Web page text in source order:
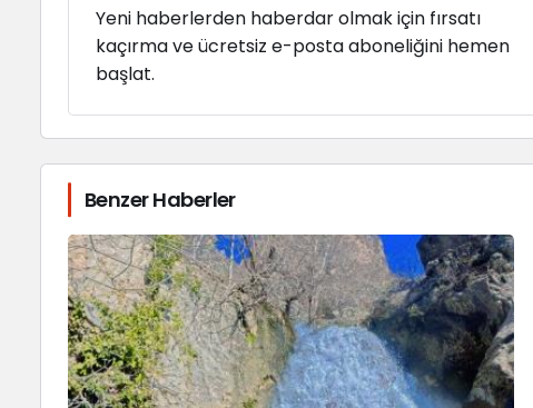
Yeni haberlerden haberdar olmak için fırsatı
kaçırma ve ücretsiz e-posta aboneliğini hemen
başlat.
Benzer Haberler